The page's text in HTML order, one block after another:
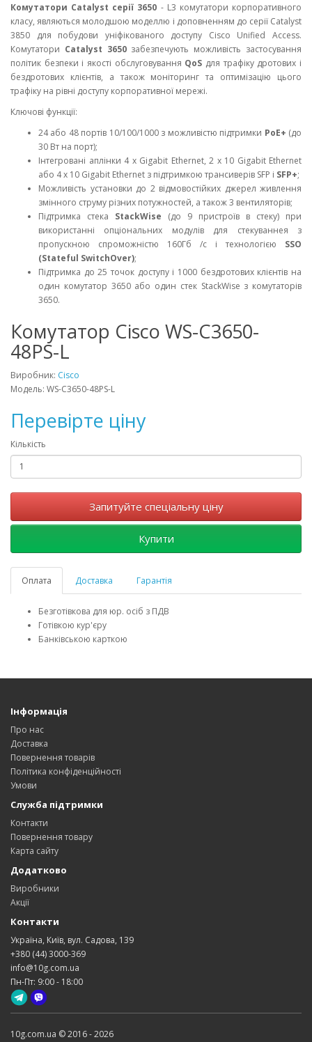
Комутатори Catalyst серії 3650 - L3 комутатори корпоративного
класу, являються молодшою ​​моделлю і доповненням до серії Catalyst
3850 для побудови уніфікованого доступу Cisco Unified Access.
Комутатори Catalyst 3650забезпечують можливість застосування
політик безпеки і якості обслуговування QoS для трафіку дротових і
бездротових клієнтів, а також моніторинг та оптимізацію цього
трафіку на рівні доступу корпоративної мережі.
Ключові функції:
24 або 48 портів 10/100/1000 з можливістю підтримки PoE+ (до
30 Вт на порт);
Інтегровані аплінки 4 x Gigabit Ethernet, 2 x 10 Gigabit Ethernet
або 4 x 10 Gigabit Ethernet з підтримкою трансиверів SFP і SFP+;
Можливість установки до 2 відмовостійких джерел живлення
змінного струму різних потужностей, а також 3 вентиляторів;
Підтримка стека StackWise (до 9 пристроїв в стеку) при
використанні опціональних модулів для стекуваннея з
пропускною спроможністю 160Гб /с і технологією SSO
(Stateful SwitchOver);
Підтримка до 25 точок доступу і 1000 бездротових клієнтів на
один комутатор 3650 або один стек StackWise з комутаторів
3650.
Комутатор Cisco WS-C3650-
48PS-L
Виробник: Cisco
Модель: WS-C3650-48PS-L
Перевірте ціну
Кількість
Запитуйте спеціальну ціну
Купити
Оплата Доставка Гарантія
Безготівкова для юр. осіб з ПДВ
Готівкою кур'єру
Банківською карткою
Інформація
Про нас
Доставка
Повернення товарів
Політика конфіденційності
Умови
Служба підтримки
Контакти
Повернення товару
Карта сайту
Додатково
Виробники
Акції
Контакти
Україна, Київ, вул. Садова, 139
+380 (44) 3000-369
info@10g.com.ua
Пн-Пт: 9:00 - 18:00
10g.com.ua © 2016 - 2026